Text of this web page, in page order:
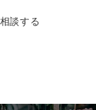
談する